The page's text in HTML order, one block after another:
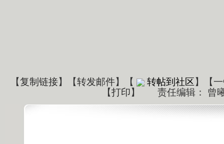
【复制链接】【转发邮件】 【 转帖到社区 】【
【打印】 责任编辑： 曾